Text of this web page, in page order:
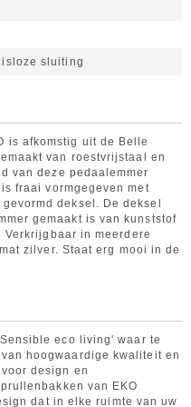
sluiting
is afkomstig uit de Belle
van roestvrijstaal en
van deze pedaalemmer
fraai vormgegeven met
deksel. De deksel
gemaakt is van kunststof
in meerdere
zilver. Staat erg mooi in de
eco living' waar te
hoogwaardige kwaliteit en
design en
van EKO
dat in elke ruimte van uw